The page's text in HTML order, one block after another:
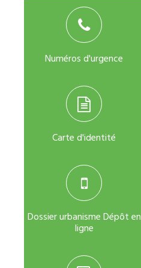
Numéros d'urgence
Carte d'identité
Dossier urbanisme Dépôt en
ligne